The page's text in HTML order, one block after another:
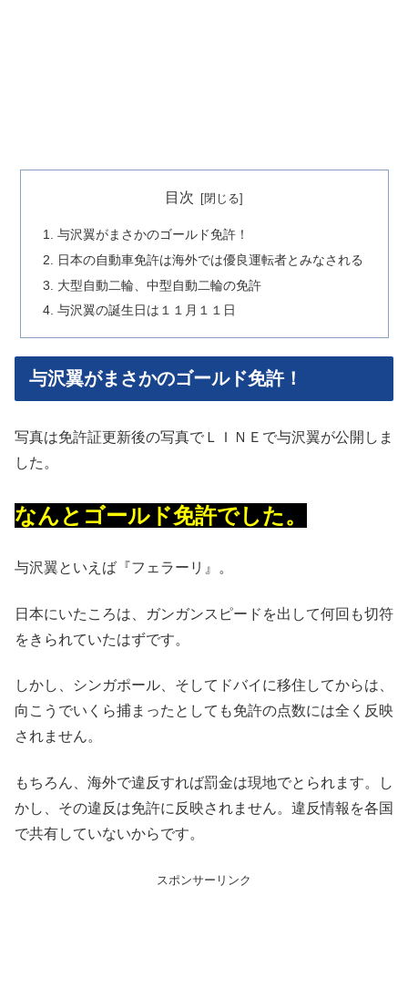
目次
与沢翼がまさかのゴールド免許！
日本の自動車免許は海外では優良運転者とみなされる
大型自動二輪、中型自動二輪の免許
与沢翼の誕生日は１１月１１日
与沢翼がまさかのゴールド免許！
写真は免許証更新後の写真でＬＩＮＥで与沢翼が公開しま
した。
なんとゴールド免許でした。
与沢翼といえば『フェラーリ』。
日本にいたころは、ガンガンスピードを出して何回も切符
をきられていたはずです。
しかし、シンガポール、そしてドバイに移住してからは、
向こうでいくら捕まったとしても免許の点数には全く反映
されません。
もちろん、海外で違反すれば罰金は現地でとられます。し
かし、その違反は免許に反映されません。違反情報を各国
で共有していないからです。
スポンサーリンク